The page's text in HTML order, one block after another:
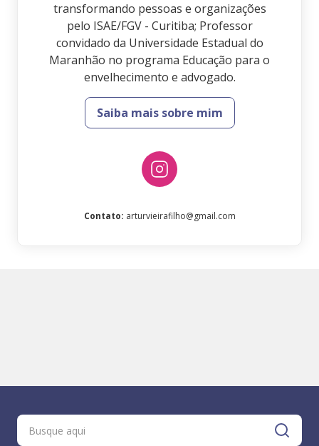
transformando pessoas e organizações
pelo ISAE/FGV - Curitiba; Professor
convidado da Universidade Estadual do
Maranhão no programa Educação para o
envelhecimento e advogado.
Saiba mais sobre mim
Contato: arturvieirafilho@gmail.com